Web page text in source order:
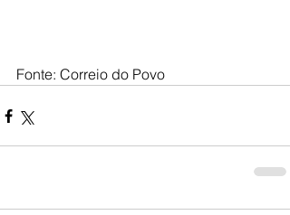
Fonte: Correio do Povo